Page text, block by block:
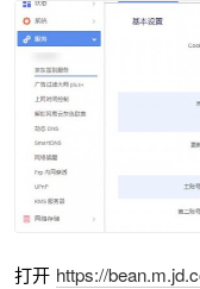
打开 https://